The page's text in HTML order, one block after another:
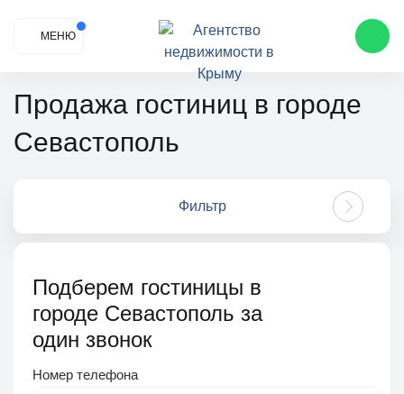
МЕНЮ
Продажа гостиниц в городе
Севастополь
Фильтр
Подберем гостиницы в
городе Севастополь за
один звонок
Номер телефона